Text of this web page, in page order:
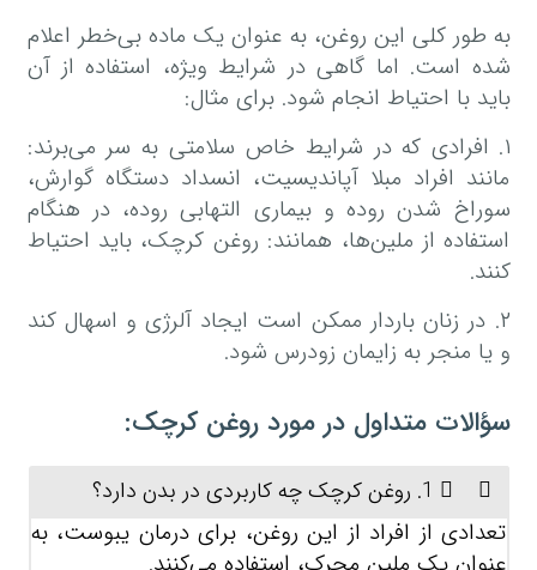
به طور کلی این روغن، به عنوان یک ماده بی‌خطر اعلام
شده است. اما گاهی در شرایط ویژه‌، استفاده از آن
باید با احتیاط انجام شود. برای مثال:
۱. افرادی که در شرایط خاص سلامتی به سر می‌برند:
مانند افراد مبلا آپاندیسیت، انسداد دستگاه گوارش،
سوراخ شدن روده و بیماری التهابی روده، در هنگام
استفاده از ملین‌ها، همانند: روغن کرچک، باید احتیاط
کنند.
۲. در زنان باردار ممکن است ایجاد آلرژی و اسهال کند
و یا منجر به زایمان زودرس شود.
سؤالات متداول در مورد روغن کرچک:
تعدادی از افراد از این روغن، برای درمان یبوست، به